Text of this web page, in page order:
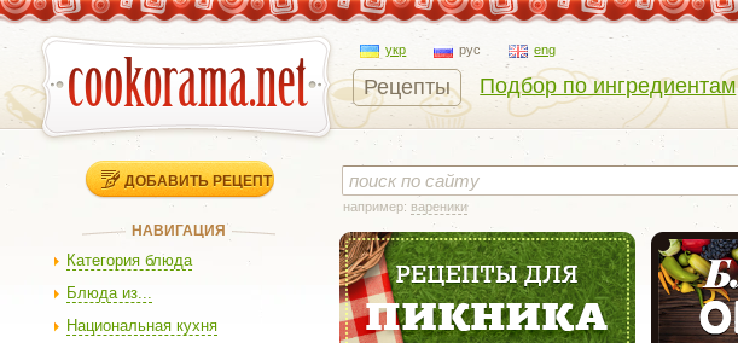
укр рус eng
Рецепты Подбор по ингредиентам
ДОБАВИТЬ РЕЦЕПТ
НАВИГАЦИЯ
Категория блюда
Блюда из...
Национальная кухня
например: вареники